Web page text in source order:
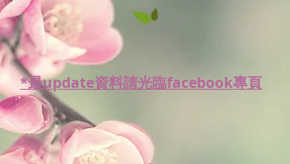
*最update資料請光臨facebook專頁